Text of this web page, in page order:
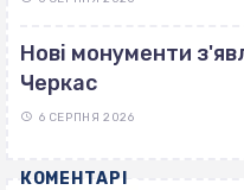
Нові монументи
Черкас
6 СЕРПНЯ 2026
КОМЕНТАРІ